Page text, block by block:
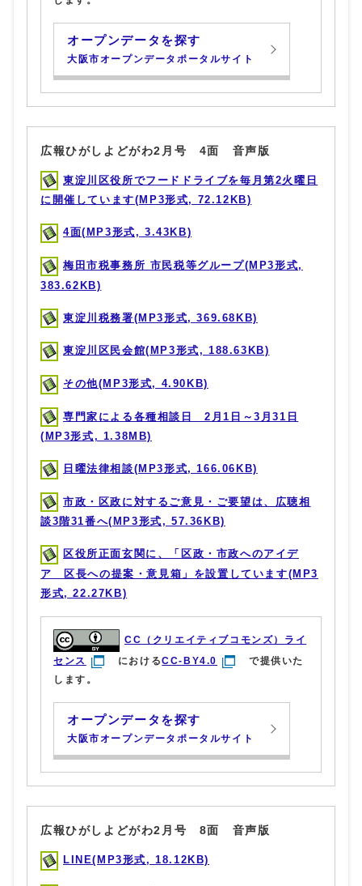
オープンデータを探す
大阪市オープンデータポータルサイト
広報ひがしよどがわ2月号 4面 音声版
東淀川区役所でフードドライブを毎月第2火曜日
に開催しています(MP3形式, 72.12KB)
4面(MP3形式, 3.43KB)
梅田市税事務所 市民税等グループ(MP3形式,
383.62KB)
東淀川税務署(MP3形式, 369.68KB)
東淀川区民会館(MP3形式, 188.63KB)
その他(MP3形式, 4.90KB)
専門家による各種相談日 2月1日～3月31日
(MP3形式, 1.38MB)
日曜法律相談(MP3形式, 166.06KB)
市政・区政に対するご意見・ご要望は、広聴相
談3階31番へ(MP3形式, 57.36KB)
区役所正面玄関に、「区政・市政へのアイデ
ア 区長への提案・意見箱」を設置しています(MP3
形式, 22.27KB)
CC（クリエイティブコモンズ）ライ
センス
におけるCC-BY4.0
で提供いた
します。
オープンデータを探す
大阪市オープンデータポータルサイト
広報ひがしよどがわ2月号 8面 音声版
LINE(MP3形式, 18.12KB)